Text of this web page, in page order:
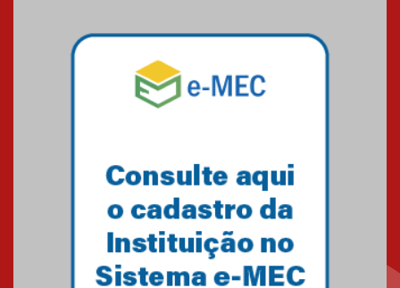
04.08.2026
Como o Colégio Mackenzie
Brasília prepara seus
Como os pais podem investir
na educação dos filhos além da
escola